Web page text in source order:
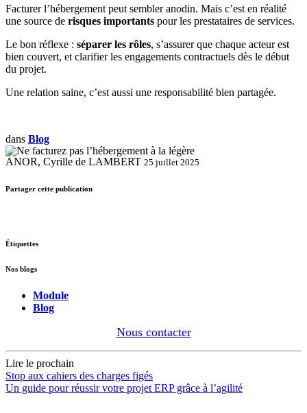
Facturer l’hébergement peut sembler anodin. Mais c’est en réalité
une source de risques importants pour les prestataires de services.
Le bon réflexe : séparer les rôles, s’assurer que chaque acteur est
bien couvert, et clarifier les engagements contractuels dès le début
du projet.
Une relation saine, c’est aussi une responsabilité bien partagée.
dans Blog
ANOR, Cyrille de LAMBERT 25 juillet 2025
Partager cette publication
Étiquettes
Nos blogs
Module
Blog
Nous contacter
Lire le prochain
Stop aux cahiers des charges figés
Un guide pour réussir votre projet ERP grâce à l’agilité